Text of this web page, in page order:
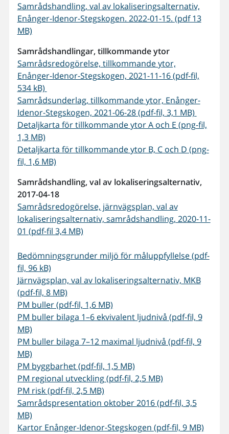
Samrådshandling, val av lokaliseringsalternativ,
Enånger-Idenor-Stegskogen. 2022-01-15. (pdf 13
MB)
Samrådshandlingar, tillkommande ytor
Samrådsredogörelse, tillkommande ytor,
Enånger-Idenor-Stegskogen, 2021-11-16 (pdf-fil,
534 kB)
Samrådsunderlag, tillkommande ytor, Enånger-
Idenor-Stegskogen, 2021-06-28 (pdf-fil, 3,1 MB)
Detaljkarta för tillkommande ytor A och E (png-fil,
1,3 MB)
Detaljkarta för tillkommande ytor B, C och D (png-
fil, 1,6 MB)
Samrådshandling, val av lokaliseringsalternativ,
2017-04-18
Samrådsredogörelse, järnvägsplan, val av
lokaliseringsalternativ, samrådshandling, 2020-11-
01 (pdf-fil 3,4 MB)
Bedömningsgrunder miljö för måluppfyllelse (pdf-
fil, 96 kB)
Järnvägsplan, val av lokaliseringsalternativ, MKB
(pdf-fil, 8 MB)
PM buller (pdf-fil, 1,6 MB)
PM buller bilaga 1–6 ekvivalent ljudnivå (pdf-fil, 9
MB)
PM buller bilaga 7–12 maximal ljudnivå (pdf-fil, 9
MB)
PM byggbarhet (pdf-fil, 1,5 MB)
PM regional utveckling (pdf-fil, 2,5 MB)
PM risk (pdf-fil, 2,5 MB)
Samrådspresentation oktober 2016 (pdf-fil, 3,5
MB)
Kartor Enånger-Idenor-Stegskogen (pdf-fil, 9 MB)